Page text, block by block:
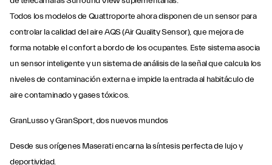
Todos los modelos de Quattroporte ahora disponen de un sensor para
controlar la calidad del aire AQS (Air Quality Sensor), que mejora de
forma notable el confort a bordo de los ocupantes. Este sistema asocia
un sensor inteligente y un sistema de análisis de la señal que calcula los
niveles de contaminación externa e impide la entrada al habitáculo de
aire contaminado y gases tóxicos.
GranLusso y GranSport, dos nuevos mundos
Desde sus orígenes Maserati encarna la síntesis perfecta de lujo y
deportividad.